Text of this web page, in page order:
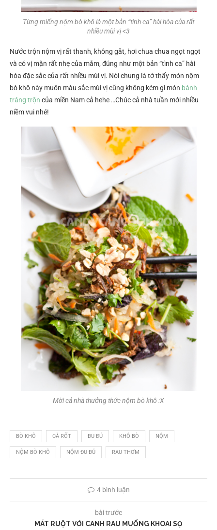
Từng miếng nộm bò khô là một bản “tình ca” hài hòa của rất
nhiều mùi vị <3
Nước trộn nộm vị rất thanh, không gắt, hơi chua chua ngọt ngọt
và có vị mặn rất nhẹ của mắm, đúng như một bản “tình ca” hài
hòa đặc sắc của rất nhiều mùi vị. Nói chung là tớ thấy món nộm
bò khô này muôn màu sắc mùi vị cũng không kém gì món bánh
tráng trộn của miền Nam cả hehe …Chúc cả nhà tuần mới nhiều
niềm vui nhé!
Mời cả nhà thưởng thức nộm bò khô :X
BÒ KHÔ CÀ RỐT ĐU ĐỦ KHÔ BÒ NỘM
NỘM BÒ KHÔ NỘM ĐU ĐỦ RAU THƠM
4 bình luận
bài trước
MÁT RUỘT VỚI CANH RAU MUỐNG KHOAI SỌ